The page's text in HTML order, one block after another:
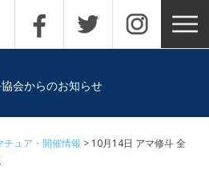
会からのお知らせ
チュア・開催情報
10月14日 アマ修斗 全